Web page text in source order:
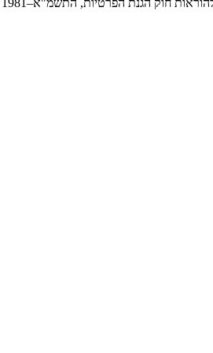
(כולל תיקון 13), ולמטרות המפורטות ב